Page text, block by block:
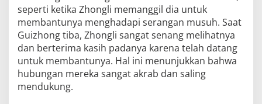
seperti ketika Zhongli memanggil dia untuk
membantunya menghadapi serangan musuh. Saat
Guizhong tiba, Zhongli sangat senang melihatnya
dan berterima kasih padanya karena telah datang
untuk membantunya. Hal ini menunjukkan bahwa
hubungan mereka sangat akrab dan saling
mendukung.